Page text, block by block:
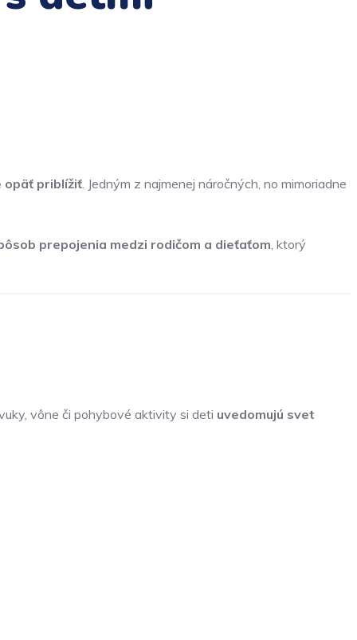
opäť priblížiť . Jedným z najmenej náročných, no mimoriadne
prepojenia medzi rodičom a dieťaťom , ktorý
vône či pohybové aktivity si deti uvedomujú svet